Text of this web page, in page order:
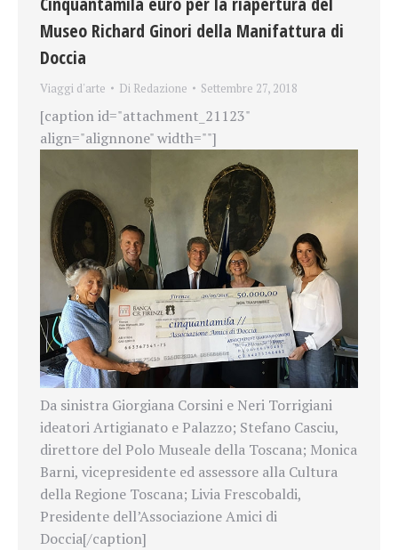
Museo Richard Ginori della Manifattura di
Doccia
Viaggi d'arte Di Redazione Settembre 27, 2018
[caption id="attachment_21123"
align="alignnone" width=""]
Da sinistra Giorgiana Corsini e Neri Torrigiani
ideatori Artigianato e Palazzo; Stefano Casciu,
direttore del Polo Museale della Toscana; Monica
Barni, vicepresidente ed assessore alla Cultura
della Regione Toscana; Livia Frescobaldi,
Presidente dell’Associazione Amici di
Doccia[/caption]